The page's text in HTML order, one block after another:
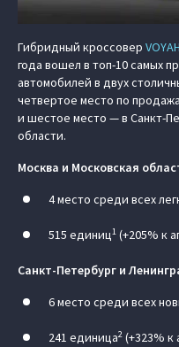
Гибридный кроссовер
года вошел в топ-10 самых
автомобилей в двух
четвертое место по
и шестое место — в Санкт-
области.
Москва и Московская
4 место среди всех
515 единиц1 (+205% к
Санкт-Петербург и
6 место среди всех
241 единица2 (+323% к